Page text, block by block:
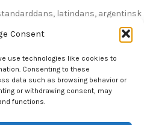
Consent
use technologies like cookies to
Consenting to these
data such as browsing behavior or
or withdrawing consent, may
functions.
latindans, argentinsk
13: 30 til 18:00